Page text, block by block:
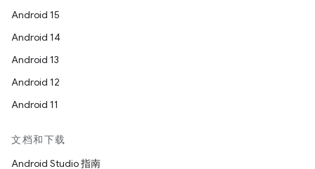
Android 15
Android 14
Android 13
Android 12
Android 11
文档和下载
Android Studio 指南